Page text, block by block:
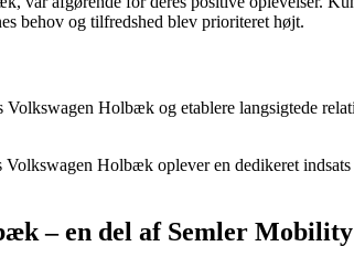
behov og tilfredshed blev prioriteret højt.
Holbæk og etablere langsigtede
Volkswagen Holbæk oplever en dedikeret
– en del af Semler Mobility